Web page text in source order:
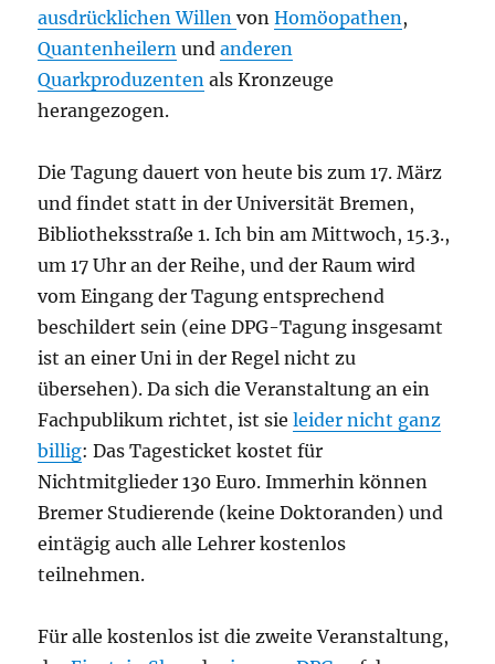
ausdrücklichen WillenvonHomöopathen,
Quantenheilern undanderen
Quarkproduzenten als Kronzeuge
herangezogen.
Die Tagung dauert von heute bis zum 17. März
und findet statt in der Universität Bremen,
Bibliotheksstraße 1. Ich bin am Mittwoch, 15.3.,
um 17 Uhr an der Reihe, und der Raum wird
vom Eingang der Tagung entsprechend
beschildert sein (eine DPG-Tagung insgesamt
ist an einer Uni in der Regel nicht zu
übersehen). Da sich die Veranstaltung an ein
Fachpublikum richtet, ist sieleider nicht ganz
billig: Das Tagesticket kostet für
Nichtmitglieder 130 Euro. Immerhin können
Bremer Studierende (keine Doktoranden) und
eintägig auch alle Lehrer kostenlos
teilnehmen.
Für alle kostenlos ist die zweite Veranstaltung,